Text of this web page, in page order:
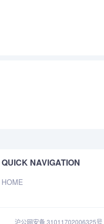
QUICK NAVIGATION
HOME
沪公网安备 31011702006325号